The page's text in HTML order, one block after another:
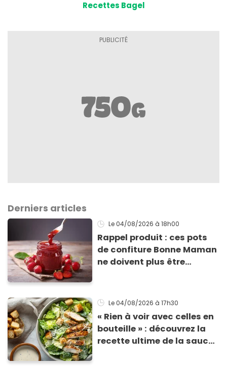
Recettes Bagel
Derniers articles
Le 04/08/2026 à 18h00
Rappel produit : ces pots
de confiture Bonne Maman
ne doivent plus être
morceaux de verre
Le 04/08/2026 à 17h30
« Rien à voir avec celles en
bouteille » : découvrez la
recette ultime de la sauce